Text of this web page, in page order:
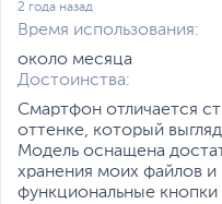
Емкость аккумулятора
Функции и
Разъемы
Датчики
2 года назад
Время использования:
около месяца
Достоинства:
Смартфон отличается
оттенке, который
Модель оснащена
хранения моих файлов
функциональные